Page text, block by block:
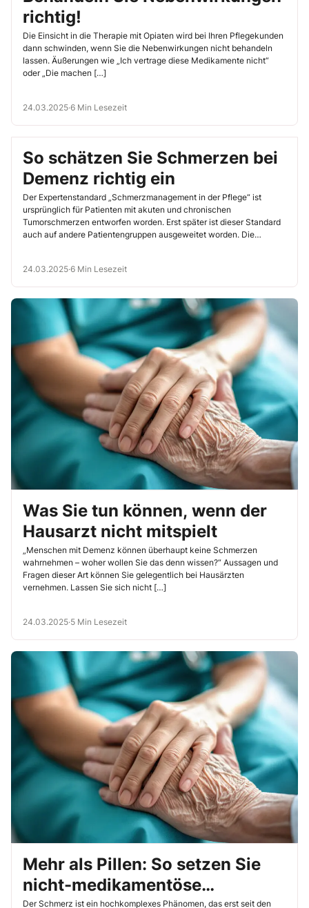
richtig!
Die Einsicht in die Therapie mit Opiaten wird bei Ihren Pflegekunden
dann schwinden, wenn Sie die Nebenwirkungen nicht behandeln
lassen. Äußerungen wie „Ich vertrage diese Medikamente nicht“
oder „Die machen […]
24.03.2025·6 Min Lesezeit
So schätzen Sie Schmerzen bei
Demenz richtig ein
Der Expertenstandard „Schmerzmanagement in der Pflege“ ist
ursprünglich für Patienten mit akuten und chronischen
Tumorschmerzen entworfen worden. Erst später ist dieser Standard
auch auf andere Patientengruppen ausgeweitet worden. Die
24.03.2025·6 Min Lesezeit
Was Sie tun können, wenn der
Hausarzt nicht mitspielt
„Menschen mit Demenz können überhaupt keine Schmerzen
wahrnehmen – woher wollen Sie das denn wissen?“ Aussagen und
Fragen dieser Art können Sie gelegentlich bei Hausärzten
vernehmen. Lassen Sie sich nicht […]
24.03.2025·5 Min Lesezeit
Mehr als Pillen: So setzen Sie
nicht-medikamentöse
Der Schmerz ist ein hochkomplexes Phänomen, das erst seit den